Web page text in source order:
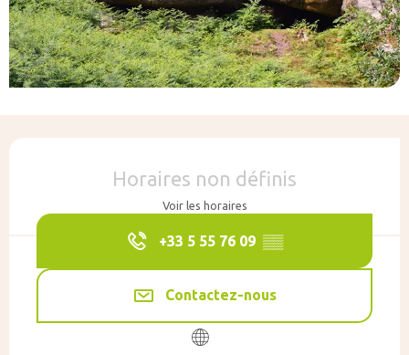
Horaires non définis
Voir les horaires
+33 5 55 76 09 ▒▒
Contactez-nous